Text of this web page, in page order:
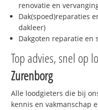
renovatie en
Dak(spoed)reparaties
dakleer)
Dakgoten reparatie en
Top advies, snel op
Zurenborg
Alle loodgieters die bij
kennis en vakmanschap